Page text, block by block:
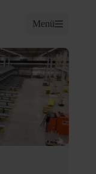
Menü